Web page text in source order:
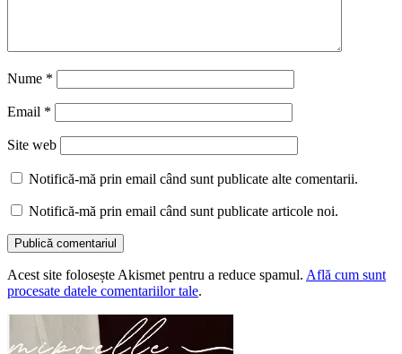
Nume *
Email *
Site web
Notifică-mă prin email când sunt publicate alte comentarii.
Notifică-mă prin email când sunt publicate articole noi.
Acest site folosește Akismet pentru a reduce spamul. Află cum sunt
procesate datele comentariilor tale.